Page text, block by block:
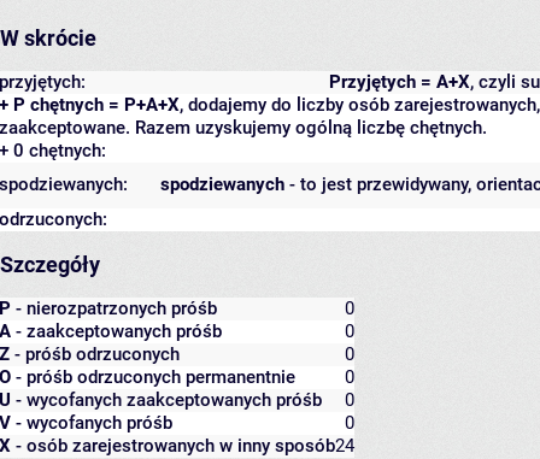
W skrócie
Przyjętych = A+X, czyli
przyjętych:
+ P chętnych = P+A+X, dodajemy do liczby osób
zaakceptowane. Razem uzyskujemy ogólną liczbę chętnych.
+ 0 chętnych:
spodziewanych - to jest przewidywany,
spodziewanych:
odrzuconych:
Szczegóły
P - nierozpatrzonych próśb
0
A - zaakceptowanych próśb
0
Z - próśb odrzuconych
0
O - próśb odrzuconych permanentnie
0
U - wycofanych zaakceptowanych próśb
0
V - wycofanych próśb
0
X - osób zarejestrowanych w inny sposób24